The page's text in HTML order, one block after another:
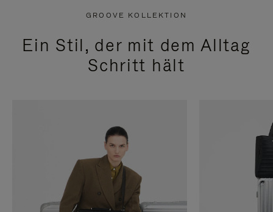
GROOVE KOLLEKTION
Ein Stil, der mit dem Alltag
Schritt hält